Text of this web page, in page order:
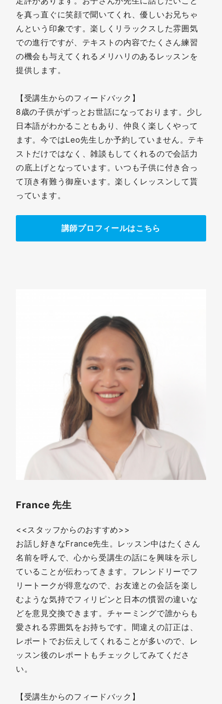
を真っ直ぐに笑顔で聞いてくれ、優しいお兄ちゃ
んという印象です。楽しくリラックスした雰囲気
での進行ですが、テキストの内容でたくさん練習
の機会も与えてくれるメリハリのあるレッスンを
提供します。
【受講生からのフィードバック】
8歳の子供がずっとお世話になっております。少し
日本語がわかることもあり、仲良く楽しくやって
ます。今ではLeo先生しか予約していません。テキ
ストだけではなく、雑談もしてくれるので会話力
の底上げとなっています。いつも子供に付き合っ
て頂き有難う御座います。楽しくレッスンして貰
っています。
講師プロフィールはこちら
France 先生
<<スタッフからのおすすめ>>
お話し好きなFrance先生。レッスン中はたくさん
名前を呼んで、心から受講生の話にを興味を示し
ていることが伝わってきます。フレンドリーでフ
リートークが得意なので、お友達との会話を楽し
むような気持でフィリピンと日本の慣習の違いな
どを意見交換できます。チャーミングで誰からも
愛される雰囲気をお持ちです。間違えの訂正は、
レポートでお伝えしてくれることが多いので、レ
ッスン後のレポートもチェックしてみてくださ
い。
【受講生からのフィードバック】